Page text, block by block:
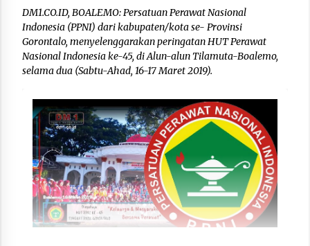
DM1.CO.ID, BOALEMO: Persatuan Perawat Nasional
Indonesia (PPNI) dari kabupaten/kota se- Provinsi
Gorontalo, menyelenggarakan peringatan HUT Perawat
Nasional Indonesia ke-45, di Alun-alun Tilamuta-Boalemo,
selama dua (Sabtu-Ahad, 16-17 Maret 2019).